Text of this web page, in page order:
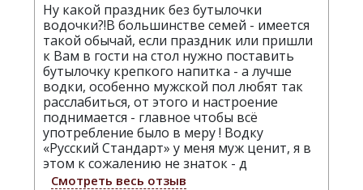
Ну какой праздник без бутылочки
водочки?!В большинстве семей - имеется
такой обычай, если праздник или пришли
к Вам в гости на стол нужно поставить
бутылочку крепкого напитка - а лучше
водки, особенно мужской пол любят так
расслабиться, от этого и настроение
поднимается - главное чтобы всё
употребление было в меру ! Водку
«Русский Стандарт» у меня муж ценит, я в
этом к сожалению не знаток - д
Смотреть весь отзыв